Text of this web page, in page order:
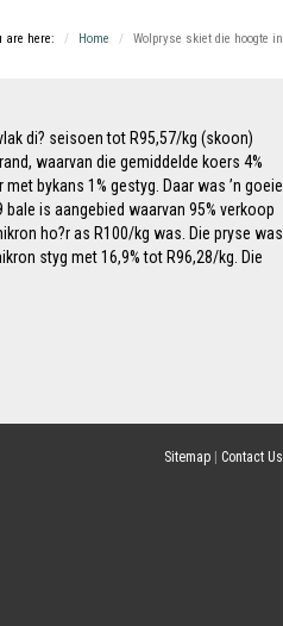
are here: Home Wolpryse skiet die hoogte in
di? seisoen tot R95,57/kg (skoon)
waarvan die gemiddelde koers 4%
bykans 1% gestyg. Daar was ’n goeie
is aangebied waarvan 95% verkoop
ho?r as R100/kg was. Die pryse was
styg met 16,9% tot R96,28/kg. Die
Sitemap Contact Us